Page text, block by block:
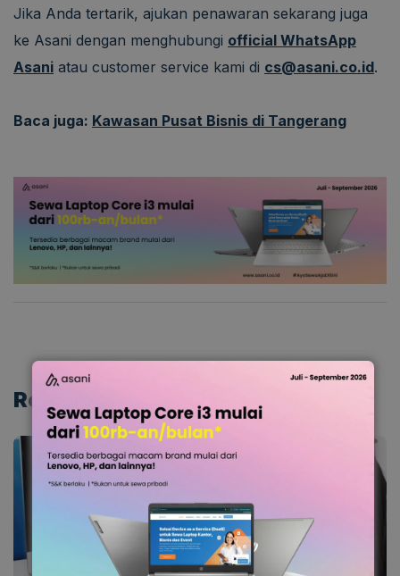
Jika Anda tertarik, ajukan penawaran sekarang juga
ke Asani dengan menghubungi official WhatsApp
Asani atau customer service kami di cs@asani.co.id.
Baca juga: Kawasan Pusat Bisnis di Tangerang
Related posts